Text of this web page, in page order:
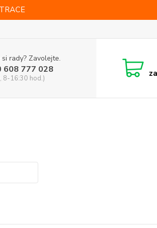
rady? Zavolejte.
608 777 028
8-16:30 hod.) za